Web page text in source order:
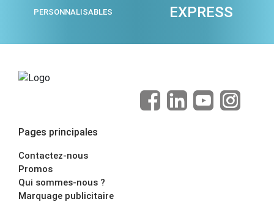
PERSONNALISABLES EXPRESS
Pages principales
Contactez-nous
Promos
Qui sommes-nous ?
Marquage publicitaire